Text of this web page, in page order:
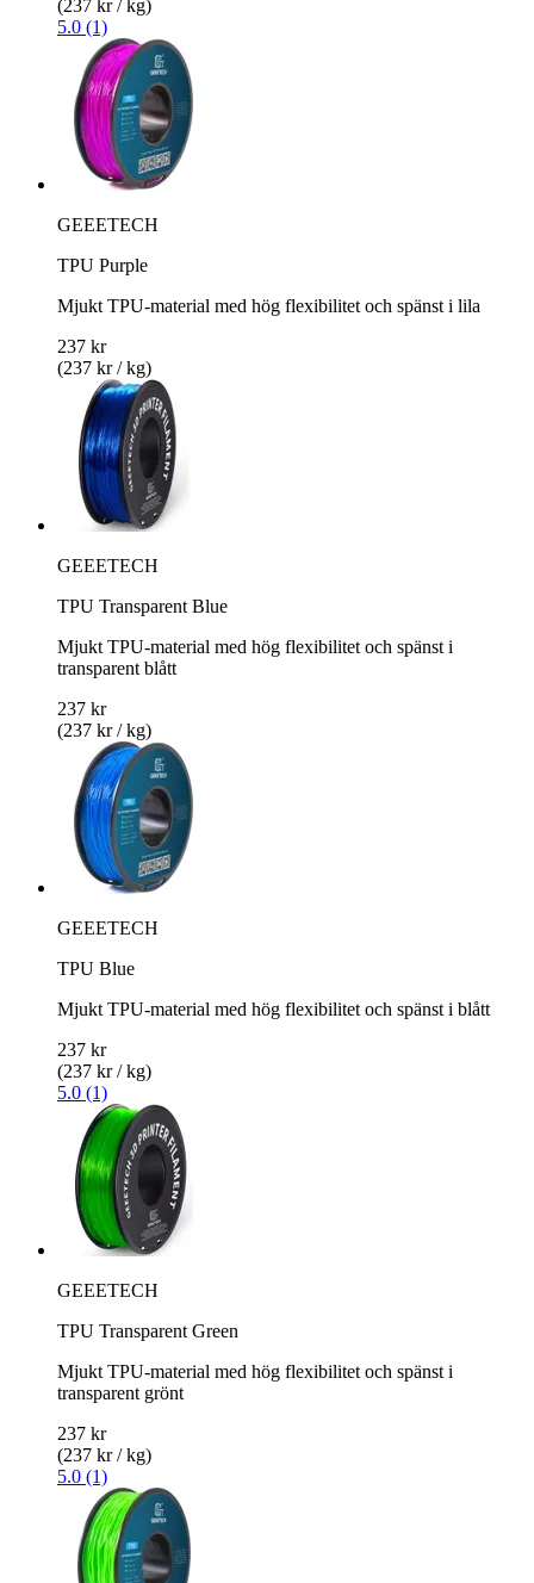
(237 kr / kg)
5.0 (1)
GEEETECH
TPU Purple
Mjukt TPU-material med hög flexibilitet och spänst i lila
237 kr
(237 kr / kg)
GEEETECH
TPU Transparent Blue
Mjukt TPU-material med hög flexibilitet och spänst i
transparent blått
237 kr
(237 kr / kg)
GEEETECH
TPU Blue
Mjukt TPU-material med hög flexibilitet och spänst i blått
237 kr
(237 kr / kg)
5.0 (1)
GEEETECH
TPU Transparent Green
Mjukt TPU-material med hög flexibilitet och spänst i
transparent grönt
237 kr
(237 kr / kg)
5.0 (1)